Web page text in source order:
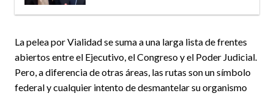
La pelea por Vialidad se suma a una larga lista de frentes
abiertos entre el Ejecutivo, el Congreso y el Poder Judicial.
Pero, a diferencia de otras áreas, las rutas son un símbolo
federal y cualquier intento de desmantelar su organismo